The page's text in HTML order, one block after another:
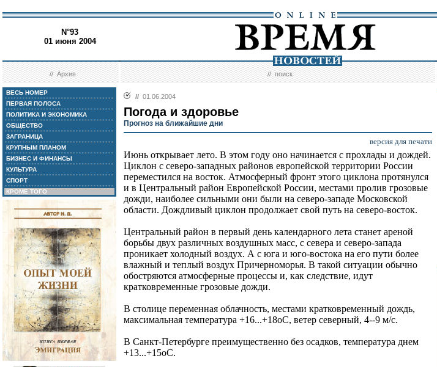
N°93
01 июня 2004
//Архив //поиск
ВЕСЬ НОМЕР
ПЕРВАЯ ПОЛОСА
ПОЛИТИКА И ЭКОНОМИКА
ОБЩЕСТВО
ЗАГРАНИЦА
КРУПНЫМ ПЛАНОМ
БИЗНЕС И ФИНАНСЫ
КУЛЬТУРА
СПОРТ
КРОМЕ ТОГО
// 01.06.2004
Погода и здоровье
Прогноз на ближайшие дни
версия для печати
Июнь открывает лето. В этом году оно начинается с прохлады и дождей.
Циклон с северо-западных районов европейской территории России
переместился на восток. Атмосферный фронт этого циклона протянулся
и в Центральный район Европейской России, местами пролив грозовые
дожди, наиболее сильными они были на северо-западе Московской
области. Дождливый циклон продолжает свой путь на северо-восток.
Центральный район в первый день календарного лета станет ареной
борьбы двух различных воздушных масс, с севера и северо-запада
проникает холодный воздух. А с юга и юго-востока на его пути более
влажный и теплый воздух Причерноморья. В такой ситуации обычно
обостряются атмосферные процессы и, как следствие, идут
кратковременные грозовые дожди.
В столице переменная облачность, местами кратковременный дождь,
максимальная температура +16...+18оС, ветер северный, 4--9 м/с.
В Санкт-Петербурге преимущественно без осадков, температура днем
+13...+15оС.